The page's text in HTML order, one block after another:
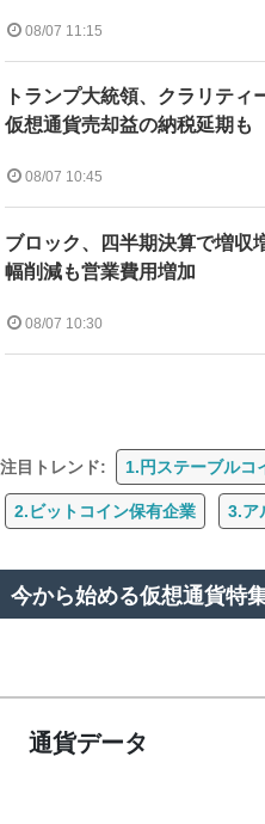
08/07 11:15
トランプ大統領、クラリティ
仮想通貨売却益の納税延期も
08/07 10:45
ブロック、四半期決算で増
幅削減も営業費用増加
08/07 10:30
注目トレンド: 1.円ステーブルコ
2.ビットコイン保有企業 3.ア
今から始める仮想通貨特
通貨データ